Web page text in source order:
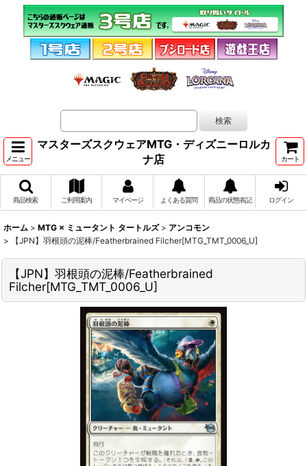
メニュー
マスターズスクウェアMTG・ディズニーロルカ
ナ店
カート
商品検索 ご利用案内 マイページ よくある質問 商品の状態表記 ログイン
ホーム > MTG × ミュータント タートルズ > アンコモン
>
【JPN】羽根頭の泥棒/Featherbrained Filcher[MTG_TMT_0006_U]
【JPN】羽根頭の泥棒/Featherbrained
Filcher[MTG_TMT_0006_U]